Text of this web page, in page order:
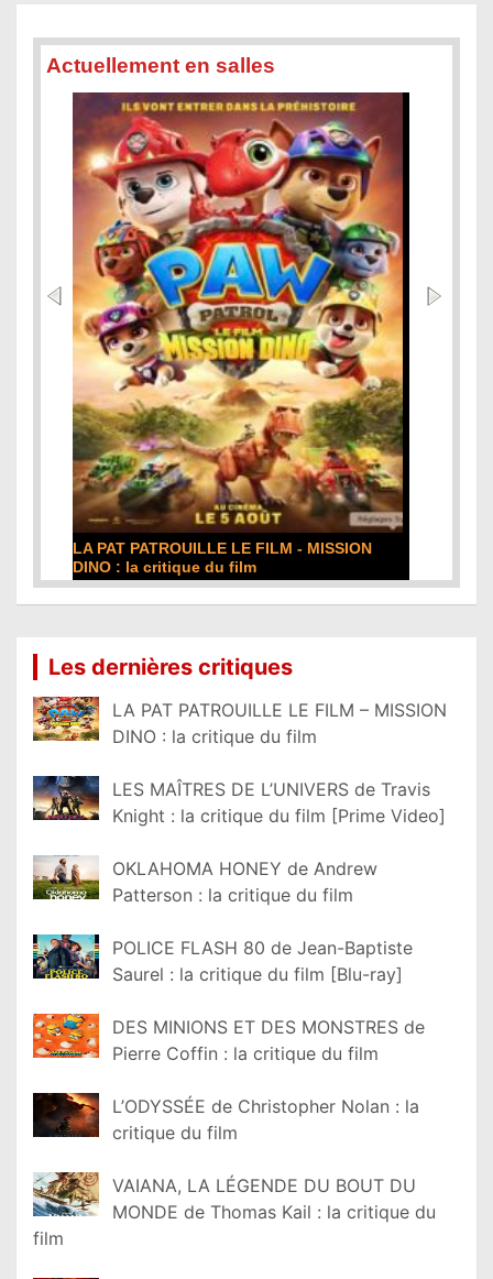
Actuellement en salles
LA PAT PATROUILLE LE FILM - MISSION
DINO : la critique du film
Les dernières critiques
LA PAT PATROUILLE LE FILM – MISSION
DINO : la critique du film
LES MAÎTRES DE L’UNIVERS de Travis
Knight : la critique du film [Prime Video]
OKLAHOMA HONEY de Andrew
Patterson : la critique du film
POLICE FLASH 80 de Jean-Baptiste
Saurel : la critique du film [Blu-ray]
DES MINIONS ET DES MONSTRES de
Pierre Coffin : la critique du film
L’ODYSSÉE de Christopher Nolan : la
critique du film
VAIANA, LA LÉGENDE DU BOUT DU
MONDE de Thomas Kail : la critique du
film